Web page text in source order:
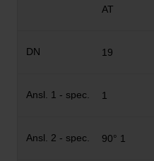
AT
19
1
90° 1